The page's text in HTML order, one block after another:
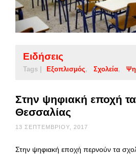
Ειδήσεις
Tags | Εξοπλισμός Σχολεία
Στην ψηφιακή εποχή
Θεσσαλίας
13 ΣΕΠΤΕΜΒΡΊΟΥ, 2017
Στην ψηφιακή εποχή περνούν τα